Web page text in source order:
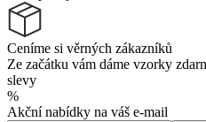
Ceníme si věrných zákazníků
Ze začátku vám dáme vzorky
slevy
%
Akční nabídky na váš e-mail